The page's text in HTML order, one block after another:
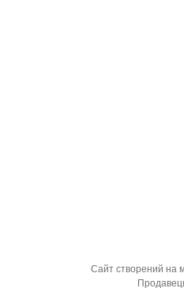
Сайт створений на